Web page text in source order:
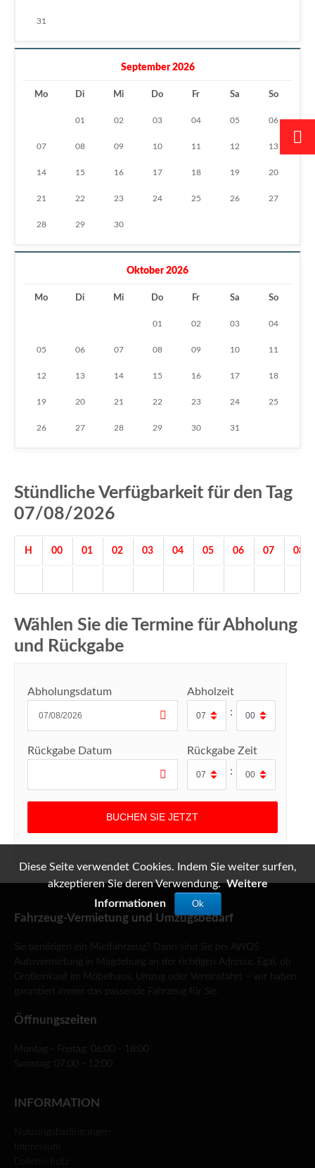
31
September 2026
Mo Di Mi Do Fr Sa So
01 02 03 04 05 06
07 08 09 10 11 12 13
14 15 16 17 18 19 20
21 22 23 24 25 26 27
28 29 30
Oktober 2026
Mo Di Mi Do Fr Sa So
01 02 03 04
05 06 07 08 09 10 11
12 13 14 15 16 17 18
19 20 21 22 23 24 25
26 27 28 29 30 31
Stündliche Verfügbarkeit für den Tag
07/08/2026
H 00 01 02 03 04 05 06 07 08
Wählen Sie die Termine für Abholung
und Rückgabe
Abholungsdatum
Abholzeit
:
Rückgabe Datum
Rückgabe Zeit
:
Fahrzeug-Vermietung und Umzugsbedarf
Sie benötigen ein Mietfahrzeug? Dann sind Sie bei AWOS
Autovermietung in Magdeburg an der richtigen Adresse. Egal, ob
Großeinkauf im Möbelhaus, Umzug oder Vereinsfahrt – wir haben
garantiert immer das passende Fahrzeug für Sie.
Öffnungszeiten
Montag - Freitag: 06:00 - 18:00
Samstag: 07:00 - 12:00
INFORMATION
Nutzungsbedingungen
Diese Seite verwendet Cookies. Indem Sie weiter surfen,
akzeptieren Sie deren Verwendung. Weitere
Informationen
Ok